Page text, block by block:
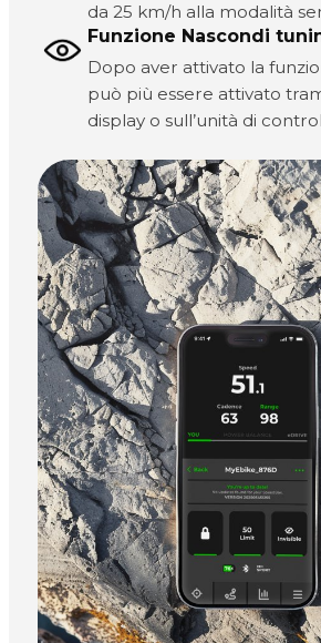
da 25 km/h alla modalità
Funzione Nascondi
Dopo aver attivato la
può più essere attivato
display o sull’unità di